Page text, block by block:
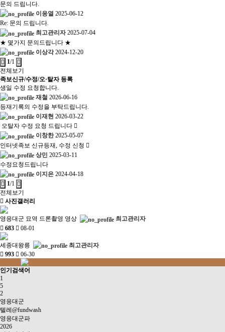
문의 드립니다.
이응열 2025-06-12
Re: 문의 드립니다.
최고관리자 2025-07-04
★ 몇가지 문의드립니다 ★
이상각 2024-12-20
1/1
전체보기
족보신규/수정/오·탈자 등록
생일 수정 요청합니다.
재철 2026-06-16
등재기록의 수정을 부탁드립니다.
이재현 2026-03-22
오탈자 수정 요청 드립니다
이창한 2025-05-07
인터넷족보 신규등재, 수정 신청
상민 2025-03-11
수정요청드립니다
이지은 2024-04-18
1/1
전체보기
사진갤러리
영응대군 묘역 드론촬영 영상
최고관리자
683
08-01
세종대왕릉
최고관리자
993
06-30
인기검색어
1
5
2
영응대군
텔레@fundwash
영응대군파
2026